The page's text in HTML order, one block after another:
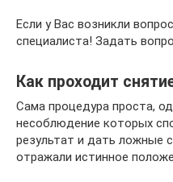
Если у Вас возникли
специалиста! Задать
Как проходит
Сама процедура проста,
несоблюдение которых
результат и дать ложные
отражали истинное